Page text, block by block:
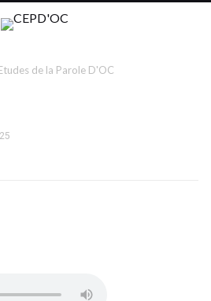
de la Parole D'OC